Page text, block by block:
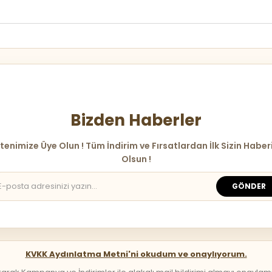
Bizden Haberler
Üye Olun ! Tüm İndirim ve Fırsatlardan İlk Sizin
Olsun !
GÖNDER
KVKK Aydınlatma Metni'ni okudum ve onaylıyorum.